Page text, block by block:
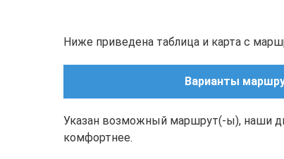
Ниже приведена таблица и карта с
Варианты
Указан возможный маршрут(-ы), наши
комфортнее.